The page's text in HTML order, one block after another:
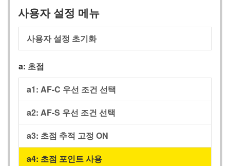
사용자 설정 메뉴
사용자 설정 초기화
a: 초점
a1: AF-C 우선 조건 선택
a2: AF-S 우선 조건 선택
a3: 초점 추적 고정 ON
a4: 초점 포인트 사용